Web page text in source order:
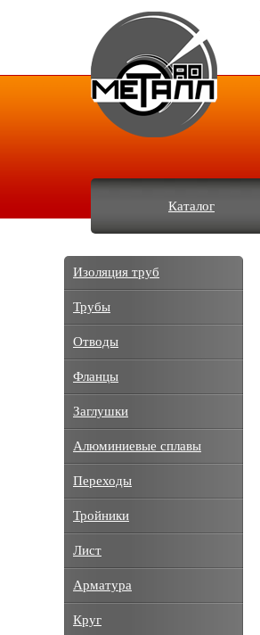
Каталог
Изоляция труб
Трубы
Отводы
Фланцы
Заглушки
Алюминиевые сплавы
Переходы
Тройники
Лист
Арматура
Круг